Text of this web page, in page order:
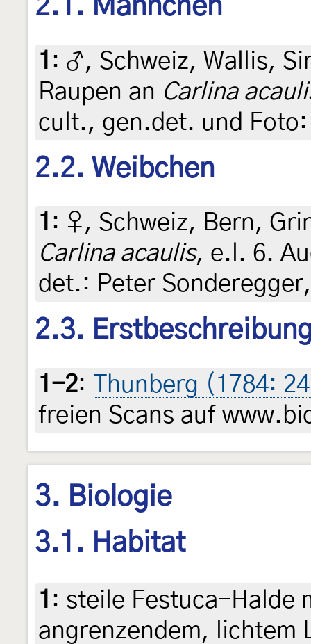
2.1. Männchen
1 : ♂, Schweiz, Wallis,
Raupen an Carlina
cult., gen.det. und
2.2. Weibchen
1 : ♀, Schweiz, Bern,
Carlina acaulis, e.l. 6.
det.: Peter
2.3.
1-2:
Thunberg (1784:
freien Scans auf
3. Biologie
3.1. Habitat
1 : steile Festuca-Halde
angrenzendem, lichtem